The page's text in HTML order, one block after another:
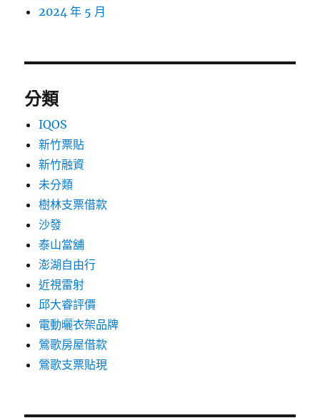
2024 年 5 月
分類
IQOS
新竹票貼
新竹融資
未分類
樹林支票借款
沙發
泰山當舖
澎湖自由行
近視雷射
邱大睿評價
電動曬衣架品牌
鶯歌房屋借款
鶯歌支票貼現